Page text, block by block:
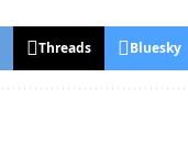
Threads Bluesky